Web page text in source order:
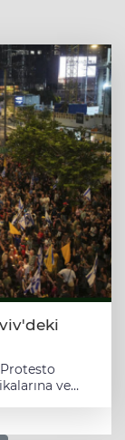
ve
bir an